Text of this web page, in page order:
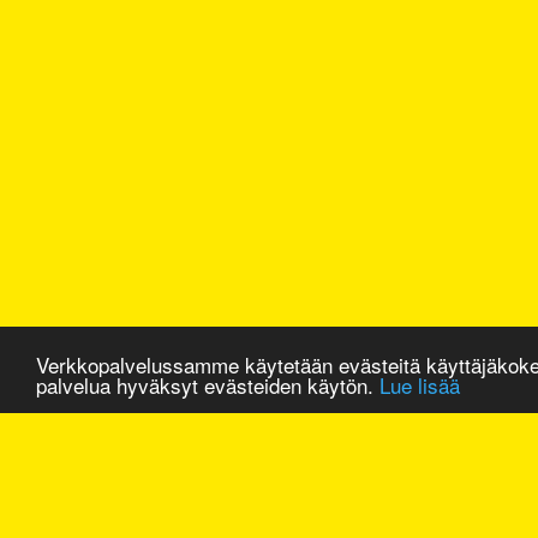
Verkkopalvelussamme käytetään evästeitä
palvelua hyväksyt evästeiden käytön. Lue lisää